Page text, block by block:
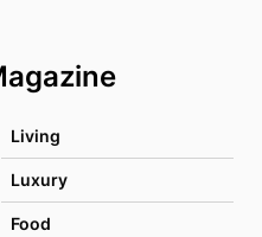
Living
Luxury
Food